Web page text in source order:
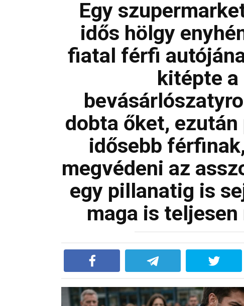
Egy
idős hölgy
fiatal férfi
kitépte a
dobta őket,
idősebb
megvédeni az
egy pillanatig is
maga is